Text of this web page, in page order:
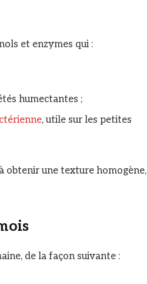
et enzymes qui :
humectantes ;
, utile sur les petites
obtenir une texture homogène,
de la façon suivante :